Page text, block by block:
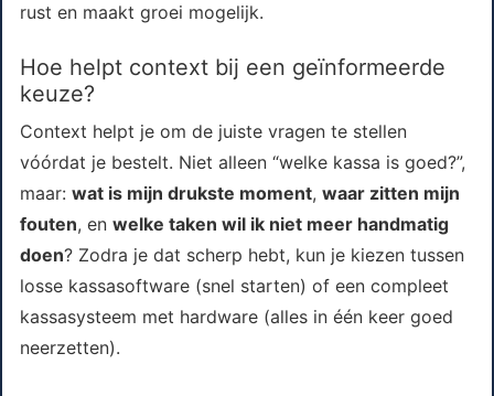
rust en maakt groei mogelijk.
Hoe helpt context bij een geïnformeerde
keuze?
Context helpt je om de juiste vragen te stellen
vóórdat je bestelt. Niet alleen “welke kassa is goed?”,
maar: wat is mijn drukste moment, waar zitten mijn
fouten, en welke taken wil ik niet meer handmatig
doen? Zodra je dat scherp hebt, kun je kiezen tussen
losse kassasoftware (snel starten) of een compleet
kassasysteem met hardware (alles in één keer goed
neerzetten).